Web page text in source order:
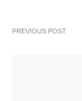
PREVIOUS POST